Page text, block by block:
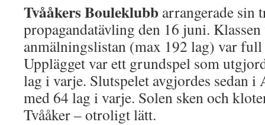
Tvååkers Bouleklubb arrangerade sin
propagandatävling den 16 juni.
anmälningslistan (max 192 lag) var full
Upplägget var ett grundspel som
lag i varje. Slutspelet avgjordes sedan
med 64 lag i varje. Solen sken och
Tvååker – otroligt lätt.